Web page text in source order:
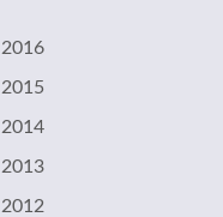
2016
2015
2014
2013
2012